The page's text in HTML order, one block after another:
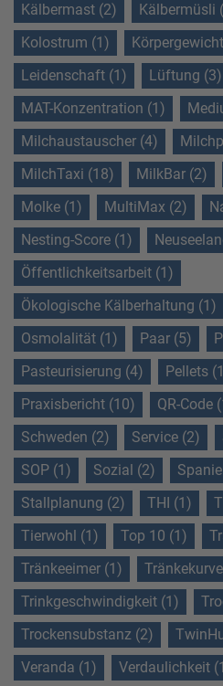
Kälbermast (2)
Kälbermüsli
Kolostrum (1)
Leidenschaft (1)
Lüftung (3)
MAT-Konzentration (1)
Milchaustauscher (4)
MilchTaxi (18)
MilkBar (2)
Molke (1)
MultiMax (2)
Nesting-Score (1)
Öffentlichkeitsarbeit (1)
Ökologische Kälberhaltung (1)
Osmolalität (1)
Paar (5)
Pasteurisierung (4)
Pellets
Praxisbericht (10)
QR-Code
Schweden (2)
Service (2)
SOP (1)
Sozial (2)
Stallplanung (2)
THI (1)
Tierwohl (1)
Top 10 (1)
Tränkeeimer (1)
Trinkgeschwindigkeit (1)
Trockensubstanz (2)
Veranda (1)
Verdaulichkeit